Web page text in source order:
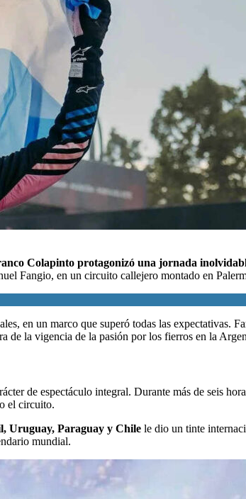
Colapinto protagonizó una jornada
Fangio, en un circuito callejero montado en
en un marco que superó todas las expectativas.
de la vigencia de la pasión por los fierros en la
de espectáculo integral. Durante más de seis
el circuito.
Uruguay, Paraguay y Chile le dio un tinte
mundial.